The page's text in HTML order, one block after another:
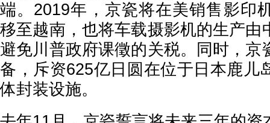
端。2019年，京瓷将在美销售影印
移至越南，也将车载摄影机的生产由
避免川普政府课徵的关税。同时，京
备，斥资625亿日圆在位于日本鹿儿
体封装设施。